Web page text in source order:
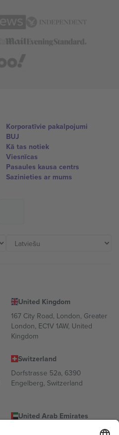
Korporatīvie pakalpojumi
BUJ
Kā tas notiek
Viesnīcas
Pasaules kausa centrs
Sazinieties ar mums
United Kingdom
167 City Road, London, Greater
London, EC1V 1AW, United
Kingdom
Switzerland
Dorfstrasse 52a, 6390
Engelberg, Switzerland
United Arab Emirates
UAE Dubai Silicon Oasis, DDP